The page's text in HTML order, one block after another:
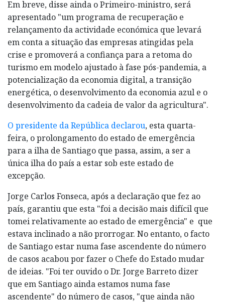
Em breve, disse ainda o Primeiro-ministro, será
apresentado "um programa de recuperação e
relançamento da actividade económica que levará
em conta a situação das empresas atingidas pela
crise e promoverá a confiança para a retoma do
turismo em modelo ajustado à fase pós-pandemia, a
potencialização da economia digital, a transição
energética, o desenvolvimento da economia azul e o
desenvolvimento da cadeia de valor da agricultura".
O presidente da República declarou, esta quarta-
feira, o prolongamento do estado de emergência
para a ilha de Santiago que passa, assim, a ser a
única ilha do país a estar sob este estado de
excepção.
Jorge Carlos Fonseca, após a declaração que fez ao
país, garantiu que esta "foi a decisão mais difícil que
tomei relativamente ao estado de emergência" e que
estava inclinado a não prorrogar. No entanto, o facto
de Santiago estar numa fase ascendente do número
de casos acabou por fazer o Chefe do Estado mudar
de ideias. "Foi ter ouvido o Dr. Jorge Barreto dizer
que em Santiago ainda estamos numa fase
ascendente" do número de casos, "que ainda não